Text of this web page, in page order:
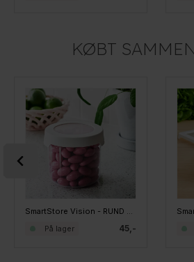
KØBT
SmartStore Vision - RUND opbevaringsbøtte til tørvarer - 0,75 liter
45,-
På lager